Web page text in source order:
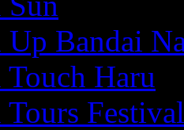
Up Bandai
Touch Haru
Tours Festival